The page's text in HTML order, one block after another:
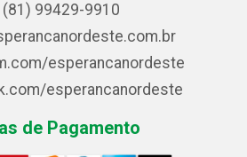
(81) 99429-9910
esperancanordeste
esperancanordeste
de Pagamento